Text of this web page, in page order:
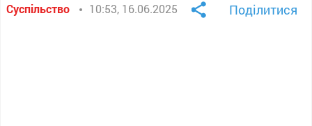
Суспільство 10:53, 16.06.2025 Поділитися